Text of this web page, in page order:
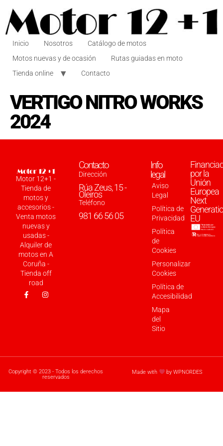
Inicio Nosotros
Catálogo de motos
Motos nuevas y de ocasión
Rutas guiadas en moto
Tienda online
Contacto
VERTIGO NITRO WORKS
2024
Motor 12+1 -
Tienda de
motos y
accesorios -
Venta motos
nuevas y
usadas -
Alquiler de
motos en A
Coruña -
Tienda off
road
Contacto
Dirección
Rúa Zeus, 15 -
Oleiros
Teléfono
981 66 56 05
Info
legal
Aviso
Legal
Política de
Privacidad
Política
de
Cookies
Personalizar
Cookies
Política de
Accesibilidad
Mapa
del
Sitio
por la
Unión
Europea
Next
EU
Copyright © 2023 - Todos los derechos
reservados
Made with by WPNORDES